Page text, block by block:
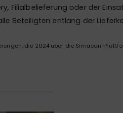
Filialbelieferung oder der
Beteiligten entlang der
die 2024 über die Simacan-